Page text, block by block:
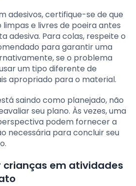
adesivos, certifique-se de que
e livres de poeira antes
adesiva. Para colas, respeite o
para garantir uma
se o problema
um tipo diferente de
apropriado para o material.
saindo como planejado, não
seu plano. Às vezes, uma
podem fornecer a
necessária para concluir seu
crianças em atividades